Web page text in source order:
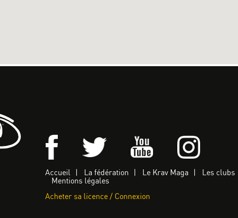
Accueil La fédération Le Krav Maga Les clubs
Mentions légales
Acheter sa licence / Connexion